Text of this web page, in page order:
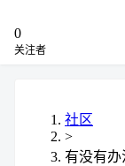
0
关注者
社区
>
有没有办